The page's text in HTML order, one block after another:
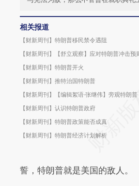
相关报道
【财新周刊】特朗普移民禁令遇阻
【财新周刊】【舒立观察】应对特朗普冲击预
【财新周刊】特朗普开火
【财新周刊】推特治国特朗普
【财新周刊】【编辑絮语·张继伟】旁观特朗普
【财新周刊】认识特朗普政府
【财新周刊】特朗普政策能否成真
【财新周刊】特朗普经济计划解析
誓，特朗普就是美国的敌人。